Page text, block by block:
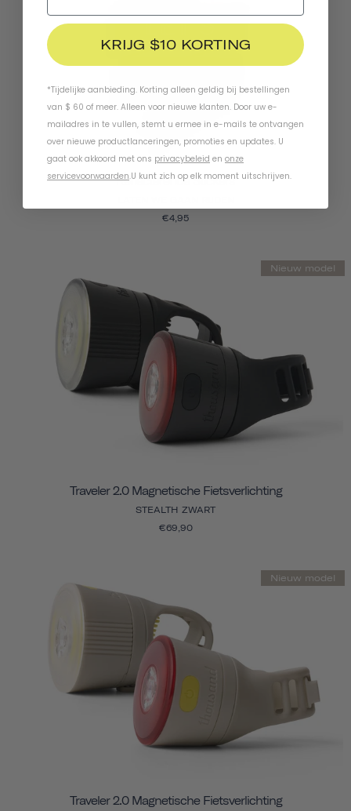
Reflecterende Stickers
€4,95
Nieuw model
Traveler 2.0 Magnetische Fietsverlichting
STEALTH ZWART
€69,90
Nieuw model
Traveler 2.0 Magnetische Fietsverlichting
KRIJG $10 KORTING
*Tijdelijke aanbieding. Korting alleen geldig bij bestellingen
van $ 60 of meer. Alleen voor nieuwe klanten. Door uw e-
mailadres in te vullen, stemt u ermee in e-mails te ontvangen
over nieuwe productlanceringen, promoties en updates. U
gaat ook akkoord met ons privacybeleid en onze
servicevoorwaarden.U kunt zich op elk moment uitschrijven.